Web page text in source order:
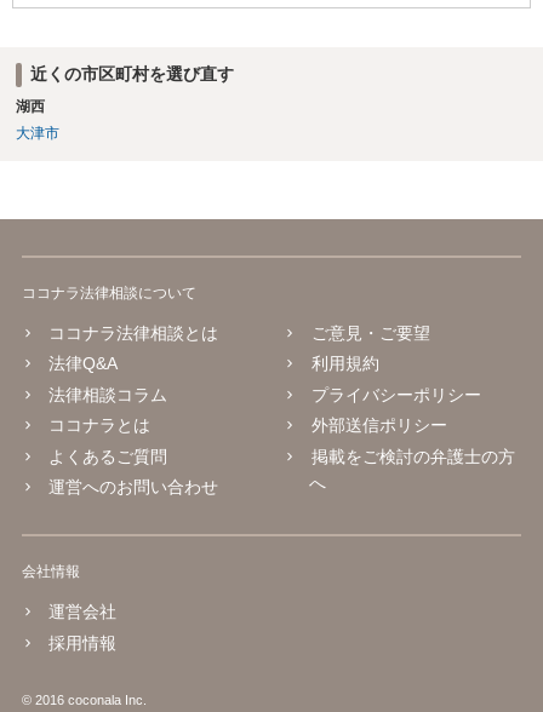
近くの市区町村を選び直す
湖西
大津市
ココナラ法律相談について
ココナラ法律相談とは
法律Q&A
法律相談コラム
ココナラとは
よくあるご質問
運営へのお問い合わせ
ご意見・ご要望
利用規約
プライバシーポリシー
外部送信ポリシー
掲載をご検討の弁護士の方
へ
会社情報
運営会社
採用情報
© 2016 coconala Inc.